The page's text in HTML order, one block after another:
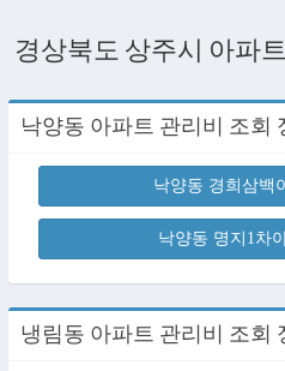
경상북도 상주시 아파
낙양동 아파트 관리비 조회
낙양동 경희삼백
낙양동 명지1차
냉림동 아파트 관리비 조회